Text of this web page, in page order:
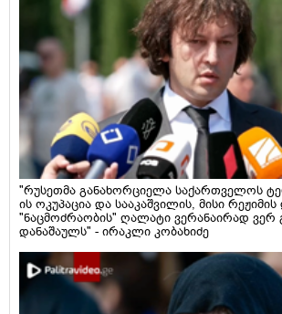
"რუსეთმა განახორციელა საქართველოს
ის ოკუპაცია და სააკაშვილის, მისი რეჟიმის
"ნაცმოძრაობის" ღალატი ვერანაირად ვერ
დანაშაულს" - ირაკლი კობახიძე